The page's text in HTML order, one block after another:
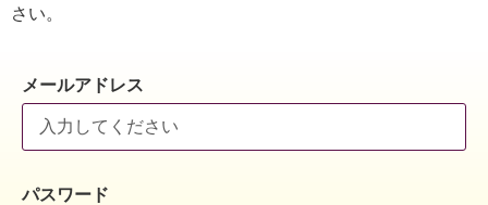
さい。
メールアドレス
パスワード